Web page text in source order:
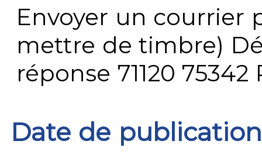
Envoyer un courrier
mettre de timbre)
réponse 71120 75342
Date de publication